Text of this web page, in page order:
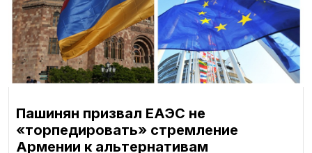
Пашинян призвал ЕАЭС не
«торпедировать» стремление
Армении к альтернативам